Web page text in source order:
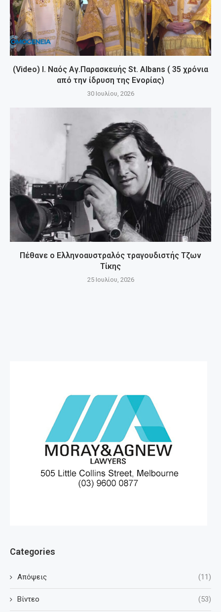
(Video) Ι. Ναός Αγ.Παρασκευής St. Albans ( 35 χρόνια
από την ίδρυση της Ενορίας)
30 Ιουλίου, 2026
Πέθανε ο Ελληνοαυστραλός τραγουδιστής Τζων
Τίκης
25 Ιουλίου, 2026
Categories
Απόψεις (11)
Βίντεο (53)